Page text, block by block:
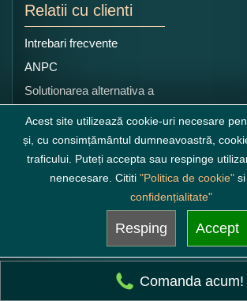
Relatii cu clienti
Intrebari frecvente
ANPC
Solutionarea alternativa a
litigiilor
Acest site utilizează cookie-uri necesare
și, cu consimțământul dumneavoastră,
traficului. Puteți accepta sau respinge
nenecesare. Cititi "Politica de cookie" si
confidențialitate"
Resping Accept
Comanda acum!